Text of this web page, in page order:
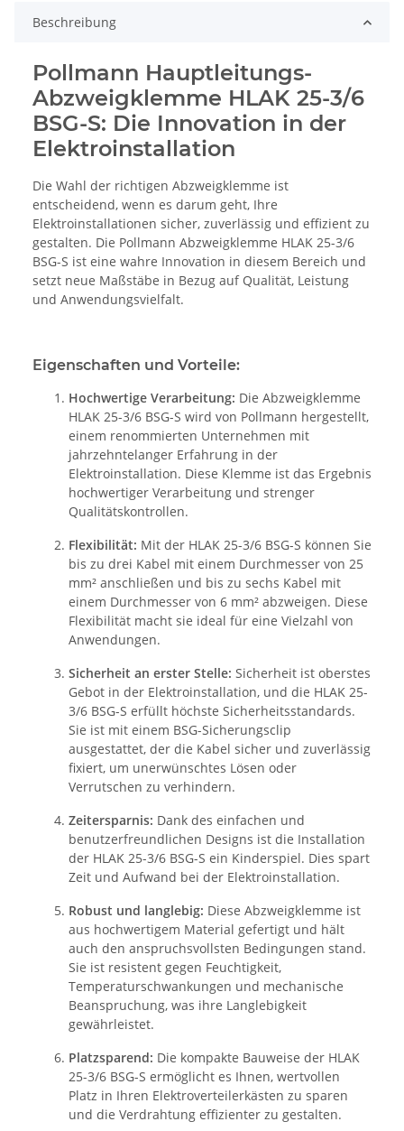
Beschreibung
Pollmann Hauptleitungs-
Abzweigklemme HLAK 25-3/6
BSG-S: Die Innovation in der
Elektroinstallation
Die Wahl der richtigen Abzweigklemme ist
entscheidend, wenn es darum geht, Ihre
Elektroinstallationen sicher, zuverlässig und effizient zu
gestalten. Die Pollmann Abzweigklemme HLAK 25-3/6
BSG-S ist eine wahre Innovation in diesem Bereich und
setzt neue Maßstäbe in Bezug auf Qualität, Leistung
und Anwendungsvielfalt.
Eigenschaften und Vorteile:
Hochwertige Verarbeitung: Die Abzweigklemme
HLAK 25-3/6 BSG-S wird von Pollmann hergestellt,
einem renommierten Unternehmen mit
jahrzehntelanger Erfahrung in der
Elektroinstallation. Diese Klemme ist das Ergebnis
hochwertiger Verarbeitung und strenger
Qualitätskontrollen.
Flexibilität: Mit der HLAK 25-3/6 BSG-S können Sie
bis zu drei Kabel mit einem Durchmesser von 25
mm² anschließen und bis zu sechs Kabel mit
einem Durchmesser von 6 mm² abzweigen. Diese
Flexibilität macht sie ideal für eine Vielzahl von
Anwendungen.
Sicherheit an erster Stelle: Sicherheit ist oberstes
Gebot in der Elektroinstallation, und die HLAK 25-
3/6 BSG-S erfüllt höchste Sicherheitsstandards.
Sie ist mit einem BSG-Sicherungsclip
ausgestattet, der die Kabel sicher und zuverlässig
fixiert, um unerwünschtes Lösen oder
Verrutschen zu verhindern.
Zeitersparnis: Dank des einfachen und
benutzerfreundlichen Designs ist die Installation
der HLAK 25-3/6 BSG-S ein Kinderspiel. Dies spart
Zeit und Aufwand bei der Elektroinstallation.
Robust und langlebig: Diese Abzweigklemme ist
aus hochwertigem Material gefertigt und hält
auch den anspruchsvollsten Bedingungen stand.
Sie ist resistent gegen Feuchtigkeit,
Temperaturschwankungen und mechanische
Beanspruchung, was ihre Langlebigkeit
gewährleistet.
Platzsparend: Die kompakte Bauweise der HLAK
25-3/6 BSG-S ermöglicht es Ihnen, wertvollen
Platz in Ihren Elektroverteilerkästen zu sparen
und die Verdrahtung effizienter zu gestalten.